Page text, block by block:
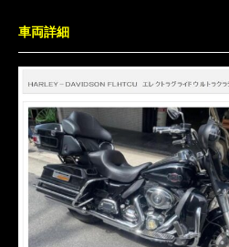
車両詳細